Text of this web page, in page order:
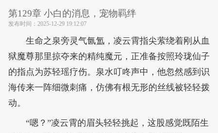
第129章 小白的消息，宠物羁绊
发布时间： 2025-12-29 19:12:07
生命之泉旁灵气氤氲，凌云霄指尖萦绕着刚从血
狱魔尊那里掠夺来的精纯魔元，正准备按照玲珑仙子
的指点为苏轻瑶疗伤。泉水叮咚声中，他忽然感到识
海传来一阵细微刺痛，仿佛有根无形的丝线被轻轻拨
动。
“嗯？”凌云霄的眉头轻轻挑起，这股感觉既陌生